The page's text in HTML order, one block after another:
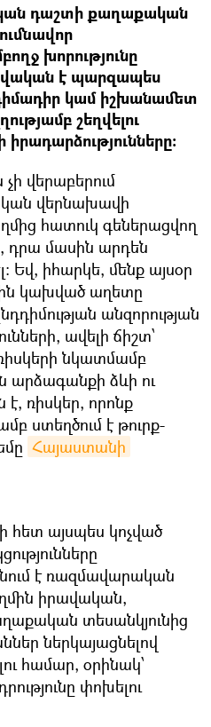
դաշտի քաղաքական
խորությունը
է պարզապես
կամ իշխանամետ
շեղվելու
վերաբերում
վերնախավի
հատուկ գեներացվող
դրա մասին արդեն
Եվ, իհարկե, մենք այսօր
կախված աղետը
անզորության
ավելի ճիշտ՝
նկատմամբ
արձագանքի ձևի ու
ռիսկեր, որոնք
ստեղծում է թուրք-
Հայաստանի
հետ այսպես կոչված
է ռազմավարական
իրավական,
տեսանկյունից
ներկայացնելով
համար, օրինակ՝
փոխելու